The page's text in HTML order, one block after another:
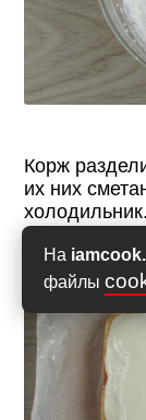
На
файлы
Корж
их них
коржи друг
Фото 8